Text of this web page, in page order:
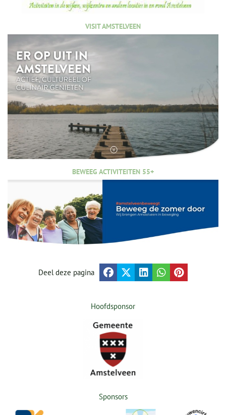
VISIT AMSTELVEEN
BEWEEG ACTIVITEITEN 55+
Deel deze pagina
Hoofdsponsor
Sponsors